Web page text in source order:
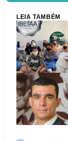
LEIA TAMBÉM